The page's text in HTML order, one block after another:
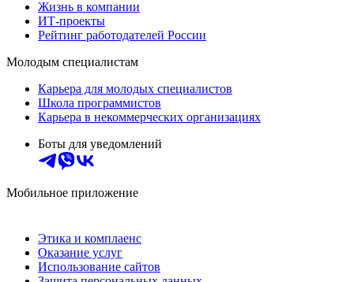
Жизнь в компании
ИТ-проекты
Рейтинг работодателей России
Молодым специалистам
Карьера для молодых специалистов
Школа программистов
Карьера в некоммерческих организациях
Боты для уведомлений
Мобильное приложение
Этика и комплаенс
Оказание услуг
Использование сайтов